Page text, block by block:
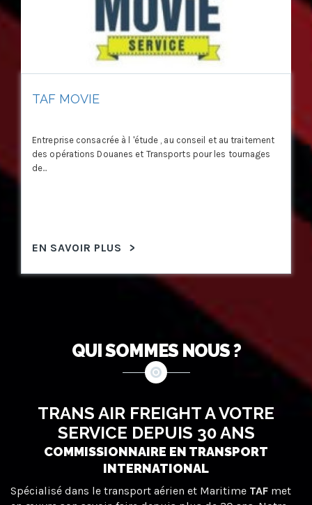
TAF MOVIE
Entreprise consacrée à l 'étude , au conseil et au traitement
des opérations Douanes et Transports pour les tournages
de...
EN SAVOIR PLUS >
QUI SOMMES NOUS ?
TRANS AIR FREIGHT A VOTRE
SERVICE DEPUIS 30 ANS
COMMISSIONNAIRE EN TRANSPORT
INTERNATIONAL
Spécialisé dans le transport aérien et Maritime TAF met